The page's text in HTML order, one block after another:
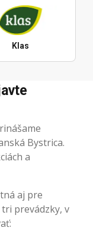
Klas
Bystrica.
a
aj pre
prevádzky, v